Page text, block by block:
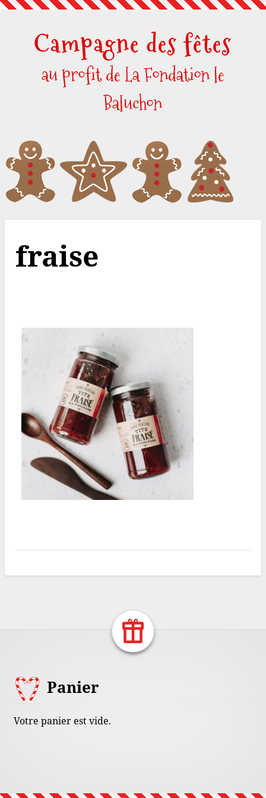
Skip
contentCampagne des fêtes
au profit de La Fondation le
Baluchon
fraise
Return Home
Footer
ContentPanier
Votre panier est vide.